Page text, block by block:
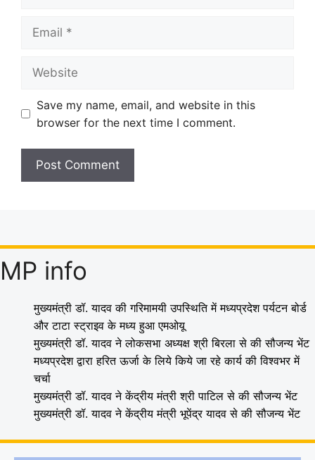
Save my name, email, and website in this
browser for the next time I comment.
MP info
मुख्यमंत्री डॉ. यादव की गरिमामयी उपस्थिति में मध्यप्रदेश पर्यटन बोर्ड
और टाटा स्ट्राइव के मध्य हुआ एमओयू
मुख्यमंत्री डॉ. यादव ने लोकसभा अध्यक्ष श्री बिरला से की सौजन्य भेंट
मध्यप्रदेश द्वारा हरित ऊर्जा के लिये किये जा रहे कार्य की विश्वभर में
चर्चा
मुख्यमंत्री डॉ. यादव ने केंद्रीय मंत्री श्री पाटिल से की सौजन्य भेंट
मुख्यमंत्री डॉ. यादव ने केंद्रीय मंत्री भूपेंद्र यादव से की सौजन्य भेंट